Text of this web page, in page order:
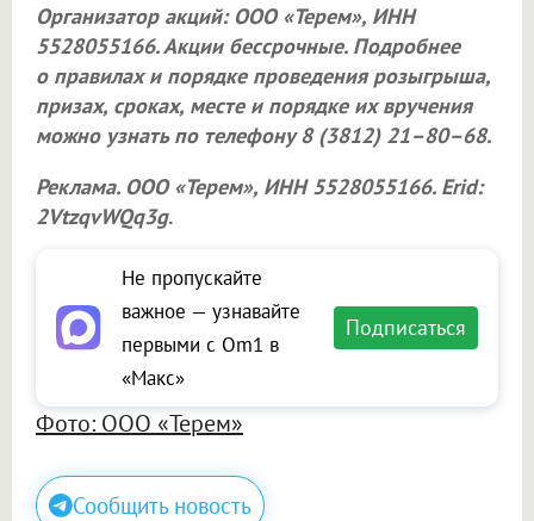
Организатор акций: ООО «Терем», ИНН
5528055166. Акции бессрочные. Подробнее
о правилах и порядке проведения розыгрыша,
призах, сроках, месте и порядке их вручения
можно узнать по телефону 8 (3812) 21–80–68.
Реклама. ООО «Терем», ИНН 5528055166. Erid:
2VtzqvWQq3g.
Не пропускайте
важное — узнавайте
первыми с Om1 в
«Макс»
Подписаться
Фото: ООО «Терем»
Сообщить новость